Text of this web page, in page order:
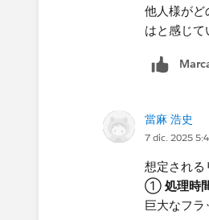
他人様がど
はと感じて
當麻 浩史
7 dic. 2025
想定される
① 処理時
巨大なフラ